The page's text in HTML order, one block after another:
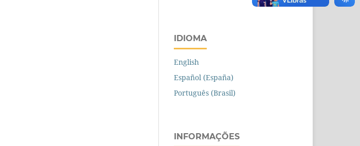
IDIOMA
English
Español (España)
Português (Brasil)
INFORMAÇÕES